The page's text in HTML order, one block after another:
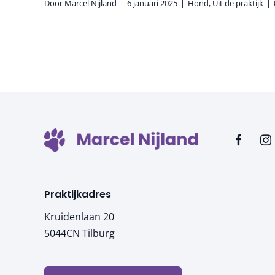
Door Marcel Nijland | 6 januari 2025 | Hond, Uit de praktijk |
Praktijkadres
Kruidenlaan 20
5044CN Tilburg